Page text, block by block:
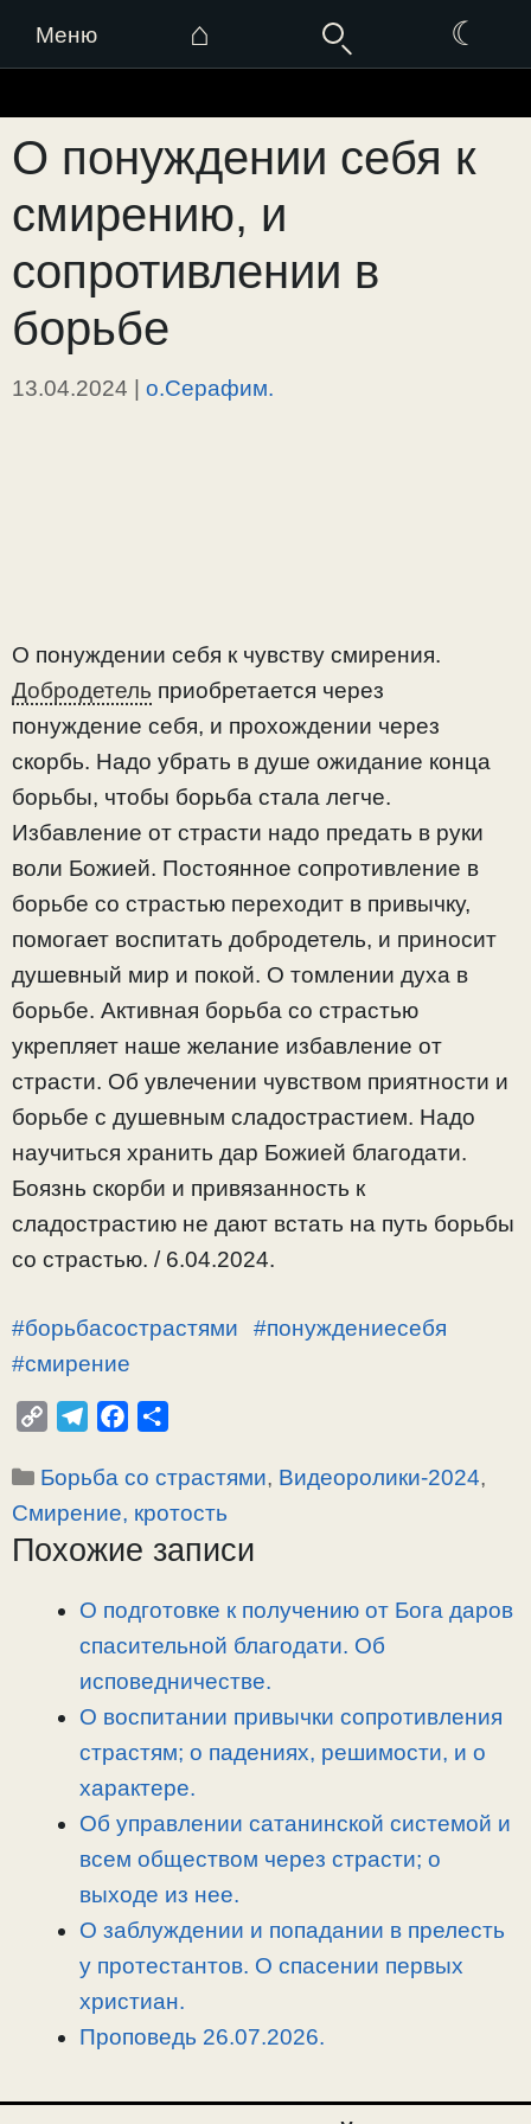
Меню ⌂ ☾
к
содержимому
О понуждении себя к
смирению, и
сопротивлении в
борьбе
13.04.2024 | о.Серафим.
О понуждении себя к чувству смирения.
Добродетель приобретается через
понуждение себя, и прохождении через
скорбь. Надо убрать в душе ожидание конца
борьбы, чтобы борьба стала легче.
Избавление от страсти надо предать в руки
воли Божией. Постоянное сопротивление в
борьбе со страстью переходит в привычку,
помогает воспитать добродетель, и приносит
душевный мир и покой. О томлении духа в
борьбе. Активная борьба со страстью
укрепляет наше желание избавление от
страсти. Об увлечении чувством приятности и
борьбе с душевным сладострастием. Надо
научиться хранить дар Божией благодати.
Боязнь скорби и привязанность к
сладострастию не дают встать на путь борьбы
со страстью. / 6.04.2024.
#борьбасострастями
#понуждениесебя
#смирение
p
y
L
l
e
g
a
c
e
b
п
р
а
Рубрики
Борьба со страстями, Видеоролики-2024,
Смирение, кротость
Похожие записи
О подготовке к получению от Бога даров
спасительной благодати. Об
исповедничестве.
О воспитании привычки сопротивления
страстям; о падениях, решимости, и о
характере.
Об управлении сатанинской системой и
всем обществом через страсти; о
выходе из нее.
О заблуждении и попадании в прелесть
у протестантов. О спасении первых
христиан.
Проповедь 26.07.2026.